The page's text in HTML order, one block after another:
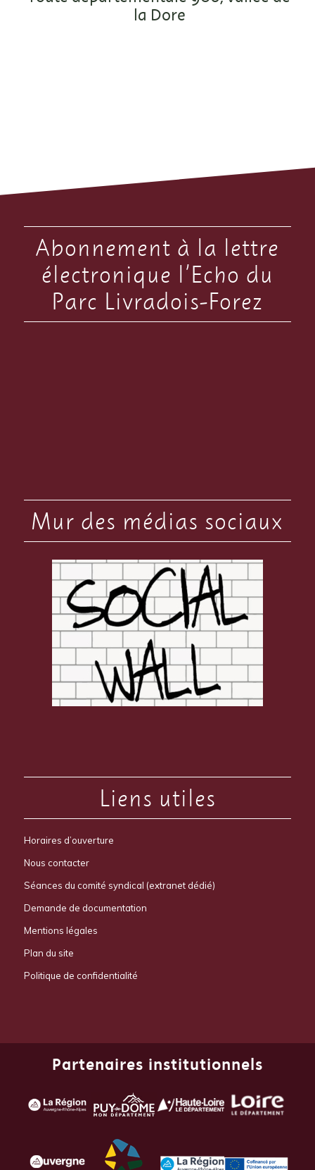
la Dore
Abonnement à la lettre
électronique l’Echo du
Parc Livradois-Forez
Mur des médias sociaux
Liens utiles
Horaires d’ouverture
Nous contacter
Séances du comité syndical (extranet dédié)
Demande de documentation
Mentions légales
Plan du site
Politique de confidentialité
Partenaires institutionnels